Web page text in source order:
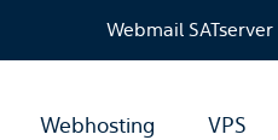
Webmail SATserver
Webhosting VPS